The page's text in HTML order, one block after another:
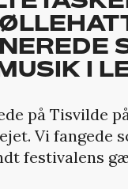
I
på Tisvilde
Vi fangede
festivalens